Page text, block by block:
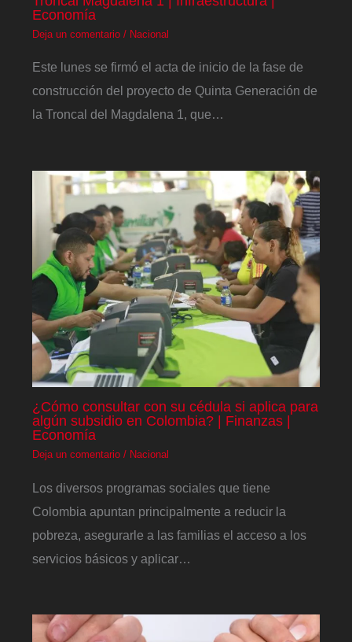
Economía
Deja un comentario / Nacional
Este lunes se firmó el acta de inicio de la fase de
construcción del proyecto de Quinta Generación de
la Troncal del Magdalena 1, que…
¿Cómo consultar con su cédula si aplica para
algún subsidio en Colombia? | Finanzas |
Economía
Deja un comentario / Nacional
Los diversos programas sociales que tiene
Colombia apuntan principalmente a reducir la
pobreza, asegurarle a las familias el acceso a los
servicios básicos y aplicar…